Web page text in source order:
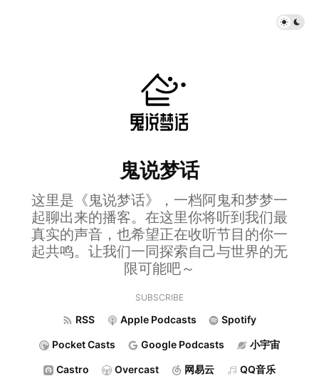
鬼说梦话
这里是《鬼说梦话》，一档阿鬼和梦梦一
起聊出来的播客。在这里你将听到我们最
真实的声音，也希望正在收听节目的你一
起共鸣。让我们一同探索自己与世界的无
限可能吧～
SUBSCRIBE
RSS Apple Podcasts Spotify
Pocket Casts Google Podcasts 小宇宙
Castro Overcast 网易云 QQ音乐